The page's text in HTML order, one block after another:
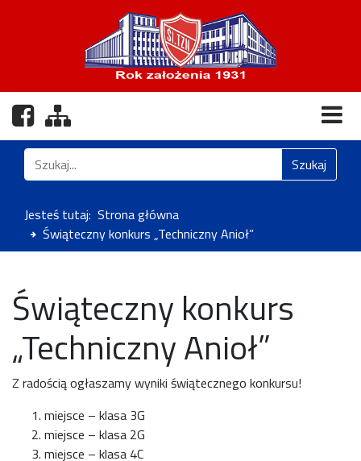
Nasz profil na Facebooku
Jesteś tutaj: Strona główna
Świąteczny konkurs „Techniczny Anioł”
Znajdź na stronie Szukaj
Świąteczny konkurs
„Techniczny Anioł”
Z radością ogłaszamy wyniki świątecznego konkursu!
miejsce – klasa 3G
miejsce – klasa 2G
miejsce – klasa 4C